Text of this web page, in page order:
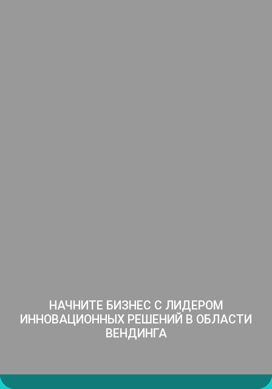
НАЧНИТЕ БИЗНЕС С ЛИДЕРОМ
ИННОВАЦИОННЫХ РЕШЕНИЙ В ОБЛАСТИ
ВЕНДИНГА